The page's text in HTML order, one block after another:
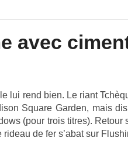
avec
lui rend bien. Le riant
Square Gard­en, mais
(pour trois tit­res). Re­tour
de fer s’abat sur